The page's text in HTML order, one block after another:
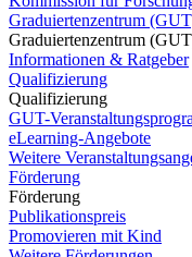
Graduiertenzentrum
Graduiertenzentrum
Informationen & Ratgeber
Qualifizierung
Qualifizierung
GUT-
eLearning-Angebote
Weitere
Förderung
Förderung
Publikationspreis
Promovieren mit Kind